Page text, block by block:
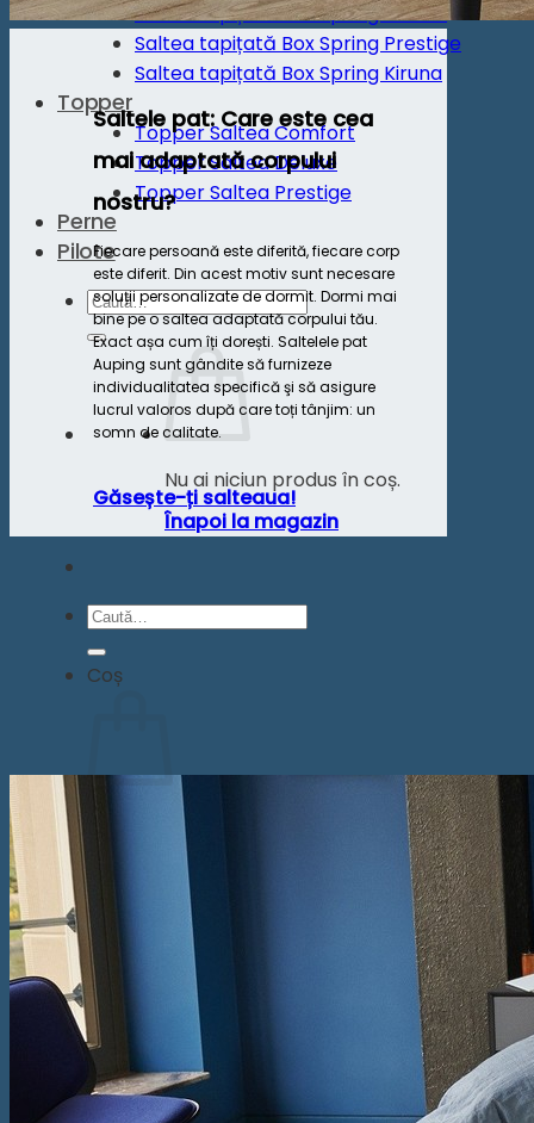
Saltea tapițată Box Spring Deluxe
Saltea tapițată Box Spring Prestige
Saltea tapițată Box Spring Kiruna
Topper
Topper Saltea Comfort
Topper Saltea Deluxe
Topper Saltea Prestige
Perne
Pilote
Caută
după:
Nu ai niciun produs în coș.
Înapoi la magazin
Caută
după:
Coș
Nu ai niciun produs în coș.
Înapoi la magazin
Saltele pat: Care este cea
mai adaptată corpului
nostru?
Fiecare persoană este diferită, fiecare corp
este diferit. Din acest motiv sunt necesare
soluții personalizate de dormit. Dormi mai
bine pe o saltea adaptată corpului tău.
Exact așa cum îți dorești. Saltelele pat
Auping sunt gândite să furnizeze
individualitatea specifică şi să asigure
lucrul valoros după care toți tânjim: un
somn de calitate.
Găsește-ți salteaua!